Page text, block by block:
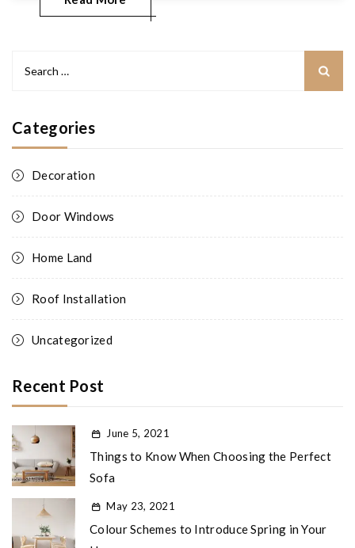
Categories
Decoration
Door Windows
Home Land
Roof Installation
Uncategorized
Recent Post
June 5, 2021
Things to Know When Choosing the Perfect
Sofa
May 23, 2021
Colour Schemes to Introduce Spring in Your